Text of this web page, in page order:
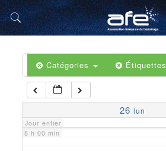
Catégories Étiquettes
26 lun
Jour entier
5 h 00 min
6 h 00 min
7 h 00 min
8 h 00 min